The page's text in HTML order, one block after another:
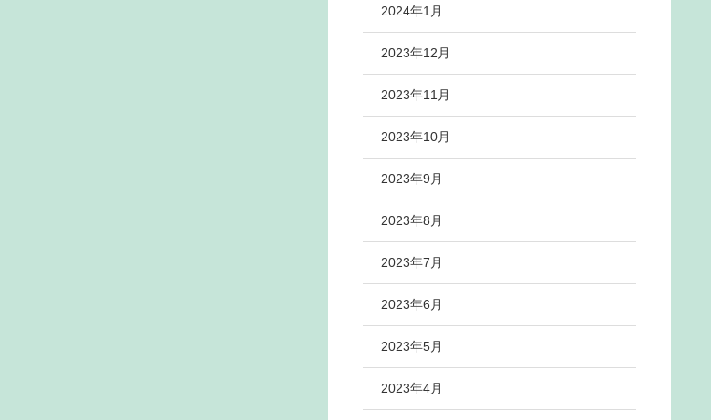
2024年1月
2023年12月
2023年11月
2023年10月
2023年9月
2023年8月
2023年7月
2023年6月
2023年5月
2023年4月